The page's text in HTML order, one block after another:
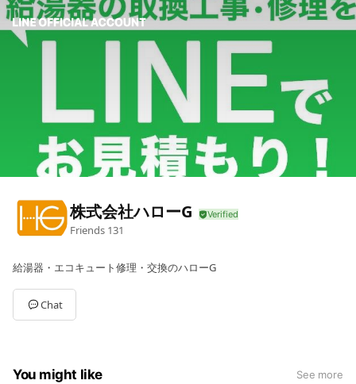
株式会社ハローG
Friends 131
給湯器・エコキュート修理・交換のハローG
Chat
You might like See more